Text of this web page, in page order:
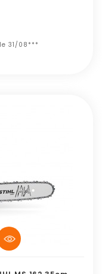
31/08***